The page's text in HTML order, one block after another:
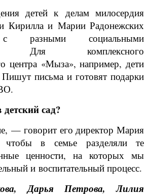
детей к делам милосердия
Кирилла и Марии Радонежских
с разными социальными
Для комплексного
центра «Мыза», например, дети
письма и готовят подарки
сад?
— говорит его директор Мария
в семье разделяли те
ценности, на которых мы
и воспитательный процесс.
Дарья Петрова, Лилия